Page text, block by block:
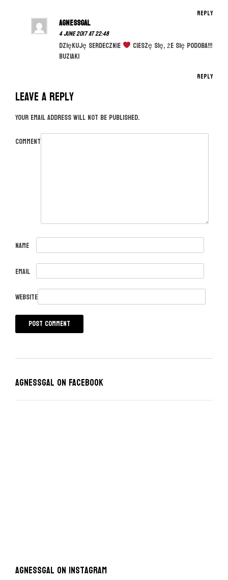
Reply
agnessgal
4 June 2017 at 22:48
Dziękuję serdecznie
cieszę się, że się podoba!!!
Buziaki
Reply
Leave a Reply
Your email address will not be published.
Comment
Name
Email
Website
Agnessgal on Facebook
AgnessGal on Instagram